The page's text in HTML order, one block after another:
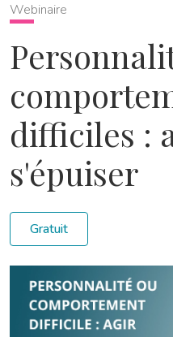
Webinaire
difficiles :
s'épuiser
Gratuit